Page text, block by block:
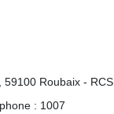
Roubaix - RCS
: 1007